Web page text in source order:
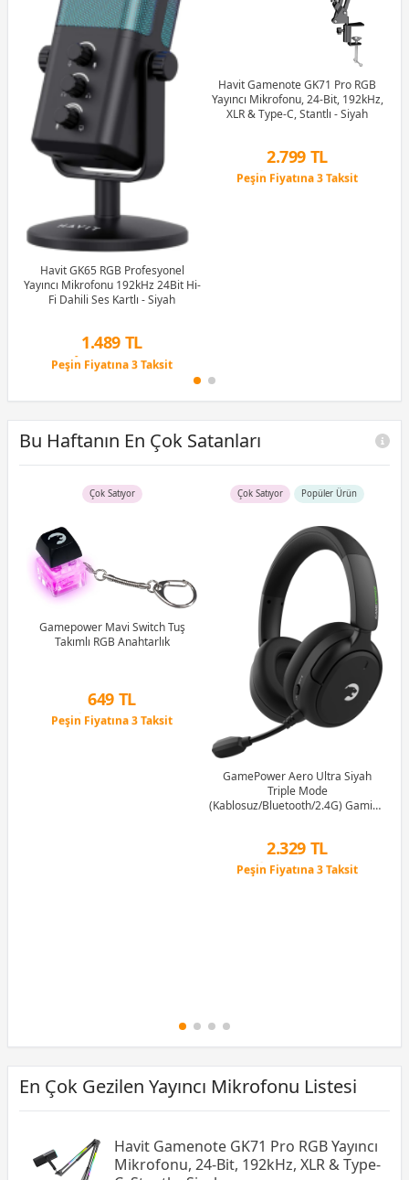
Havit GK65 RGB Profesyonel
Yayıncı Mikrofonu 192kHz 24Bit Hi-
Fi Dahili Ses Kartlı - Siyah
1.489 TL
Peşin Fiyatına 3 Taksit
Havit Gamenote GK71 Pro RGB
Yayıncı Mikrofonu, 24-Bit, 192kHz,
XLR & Type-C, Stantlı - Siyah
2.799 TL
Peşin Fiyatına 3 Taksit
Bu Haftanın En Çok Satanları
Çok Satıyor
Gamepower Mavi Switch Tuş
Takımlı RGB Anahtarlık
649 TL
Peşin Fiyatına 3 Taksit
Çok Satıyor Popüler Ürün
GamePower Aero Ultra Siyah
Triple Mode
(Kablosuz/Bluetooth/2.4G) Gaming
2.329 TL
Peşin Fiyatına 3 Taksit
En Çok Gezilen Yayıncı Mikrofonu Listesi
Havit Gamenote GK71 Pro RGB Yayıncı
Mikrofonu, 24-Bit, 192kHz, XLR & Type-